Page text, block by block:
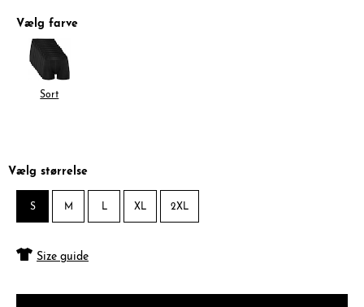
Vælg farve
Sort
Vælg størrelse
S M L XL 2XL
Size guide